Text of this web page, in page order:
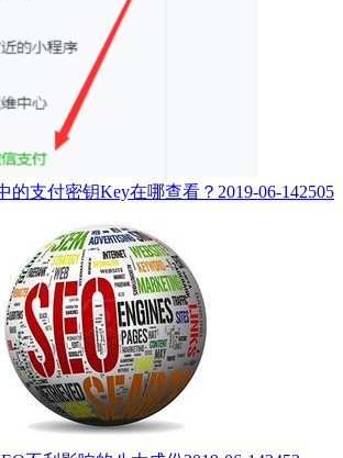
的支付密钥Key在哪查看？ 2019-06-142505